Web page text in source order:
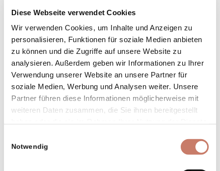
Diese Webseite verwendet Cookies
Wir verwenden Cookies, um Inhalte und Anzeigen zu
personalisieren, Funktionen für soziale Medien anbieten
zu können und die Zugriffe auf unsere Website zu
analysieren. Außerdem geben wir Informationen zu Ihrer
Verwendung unserer Website an unsere Partner für
soziale Medien, Werbung und Analysen weiter. Unsere
Partner führen diese Informationen möglicherweise mit
weiteren Daten zusammen, die Sie ihnen bereitgestellt
Notwendig
Partisanenlazarett Franja – wegen
Novaki bei Cerkno)
Mittagessen/Gasthaus Gačnk in Log,
Imbisstube Pr‘ Padkejc, Gasthaus und
Pizzeria Pr‘ Štruklu
Museum von Cerkno– Ausstellung
über die Laufarji von Cerkno(Cerkno)
Wasserpumpe Idrijska kamštUnd der
einer Eispause/Konditorei Gabron,